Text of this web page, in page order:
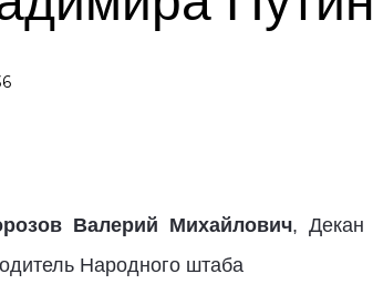
Валерий Михайлович, Декан
Народного штаба